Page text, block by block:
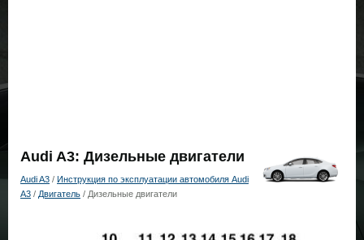
Audi A3: Дизельные двигатели
Audi A3 / Инструкция по эксплуатации автомобиля Audi
A3 / Двигатель / Дизельные двигатели